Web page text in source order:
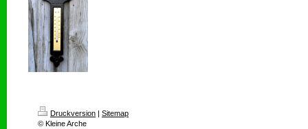
Druckversion | Sitemap
© Kleine Arche